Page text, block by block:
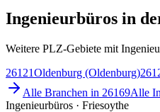
Ingenieurbüros in
Weitere PLZ-Gebiete mit
26121Oldenburg (Oldenburg)
Alle Branchen in 26169Alle
Ingenieurbüros · Friesoythe